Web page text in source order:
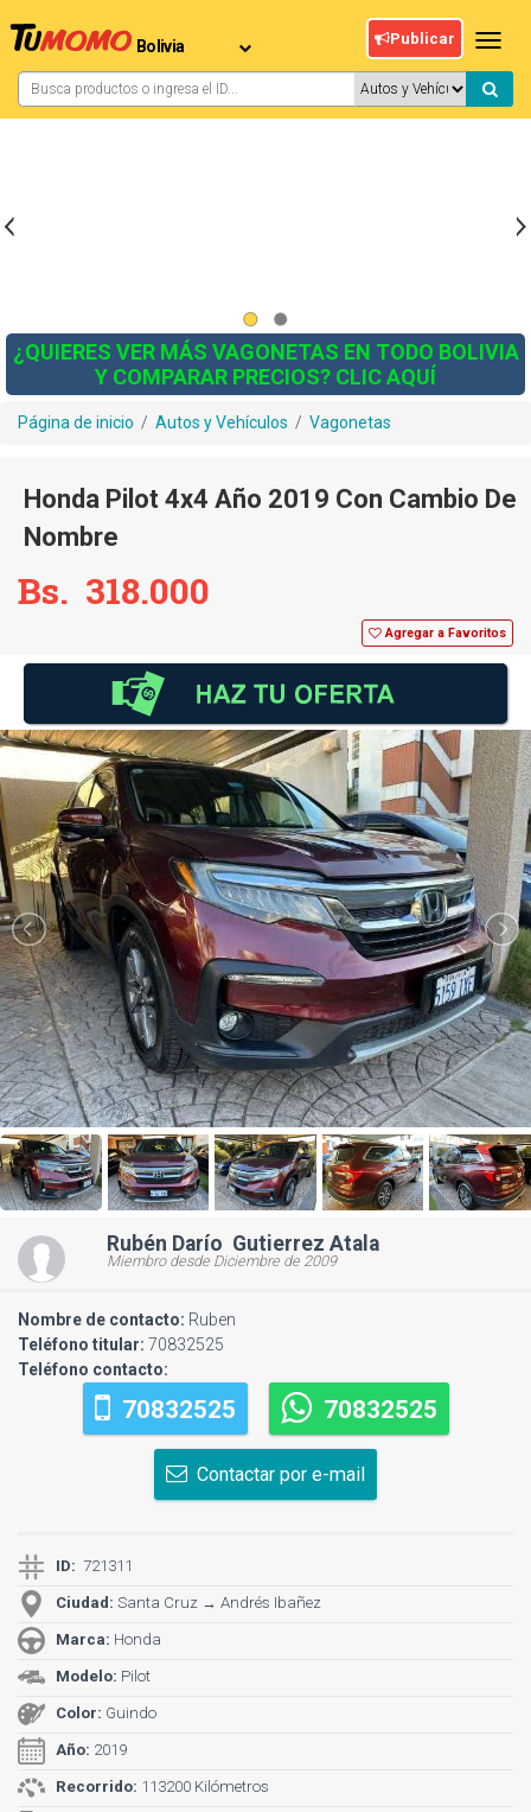
Publicar
¿QUIERES VER MÁS VAGONETAS EN TODO BOLIVIA
Y COMPARAR PRECIOS? CLIC AQUÍ
Página de inicio / Autos y Vehículos / Vagonetas
Honda Pilot 4x4 Año 2019 Con Cambio De
Nombre
Bs. 318.000
Agregar a Favoritos
Rubén Darío Gutierrez Atala
Miembro desde Diciembre de 2009
Nombre de contacto: Ruben
Teléfono titular: 70832525
Teléfono contacto:
70832525 70832525
Contactar por e-mail
ID: 721311
Ciudad: Santa Cruz → Andrés Ibañez
Marca: Honda
Modelo: Pilot
Color: Guindo
Año: 2019
Recorrido: 113200 Kilómetros